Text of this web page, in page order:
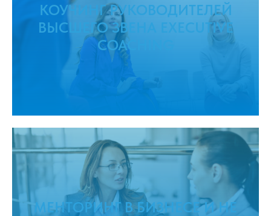
КОУЧИНГ РУКОВОДИТЕЛЕЙ
ВЫСШЕГО ЗВЕНА EXECUTIVE
COACHING
МЕНТОРИНГ В БИЗНЕСЕ И НЕ